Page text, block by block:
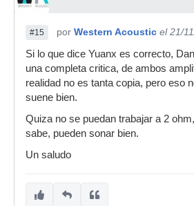
#15 por Western Acoustic el 21/
Si lo que dice Yuanx es correcto,
una completa critica, de ambos
realidad no es tanta copia, pero eso
suene bien.
Quiza no se puedan trabajar a 2
sabe, pueden sonar bien.
Un saludo